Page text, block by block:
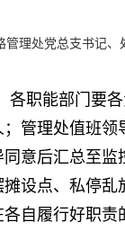
管理处党总支书记
各职能部门要
管理处值班
意后汇总至
设点、私停
自履行好职